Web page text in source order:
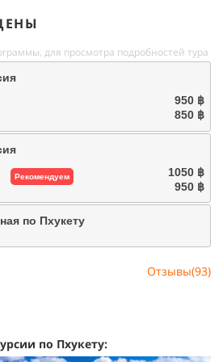
для просмотра подробностей тура
950 ฿
850 ฿
Рекомендуем 1050 ฿
950 ฿
по Пхукету
Отзывы(93)
по Пхукету: